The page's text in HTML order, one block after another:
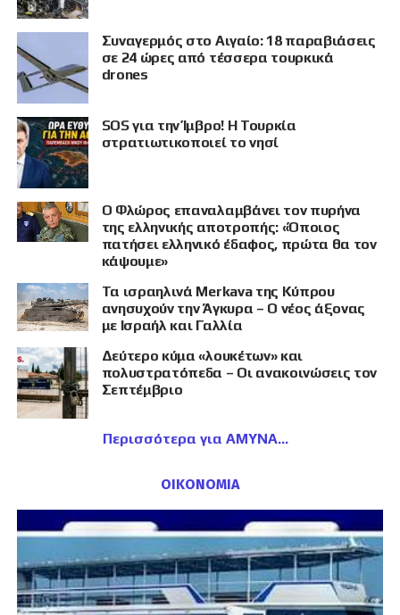
Συναγερμός στο Αιγαίο: 18 παραβιάσεις
σε 24 ώρες από τέσσερα τουρκικά
drones
SOS για την Ίμβρο! Η Τουρκία
στρατιωτικοποιεί το νησί
Ο Φλώρος επαναλαμβάνει τον πυρήνα
της ελληνικής αποτροπής: «Όποιος
πατήσει ελληνικό έδαφος, πρώτα θα τον
κάψουμε»
Τα ισραηλινά Merkava της Κύπρου
ανησυχούν την Άγκυρα – Ο νέος άξονας
με Ισραήλ και Γαλλία
Δεύτερο κύμα «λουκέτων» και
πολυστρατόπεδα – Οι ανακοινώσεις τον
Σεπτέμβριο
Περισσότερα για ΑΜΥΝΑ
ΟΙΚΟΝΟΜΙΑ